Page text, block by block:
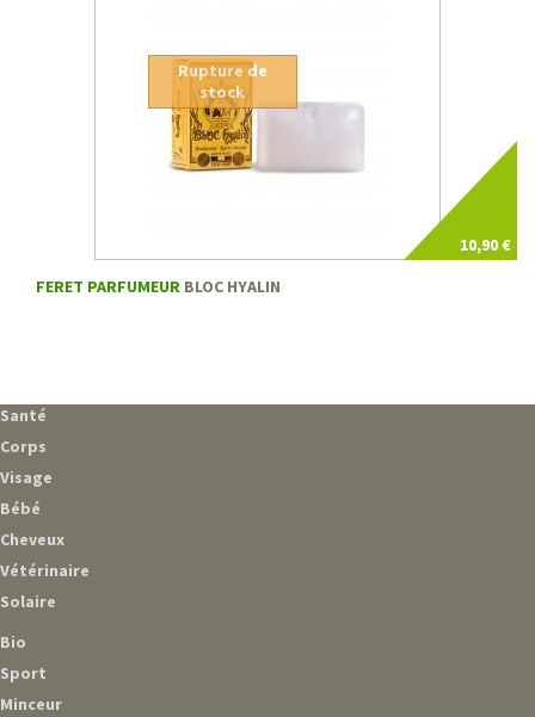
10,90 €
Rupture de
stock
FERET PARFUMEUR BLOC HYALIN
Santé
Corps
Visage
Bébé
Cheveux
Vétérinaire
Solaire
Bio
Sport
Minceur